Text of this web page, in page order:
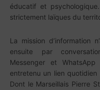
éducatif et
strictement laïques du
La mission d’information
ensuite par
Messenger et
entretenu un lien
Dont le Marseillais Pierre